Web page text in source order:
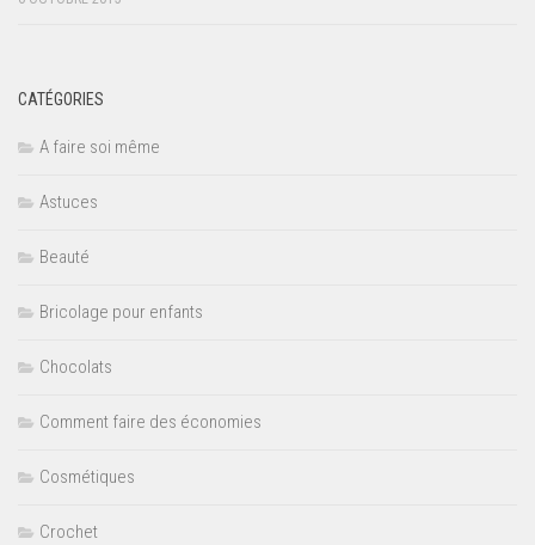
CATÉGORIES
A faire soi même
Astuces
Beauté
Bricolage pour enfants
Chocolats
Comment faire des économies
Cosmétiques
Crochet